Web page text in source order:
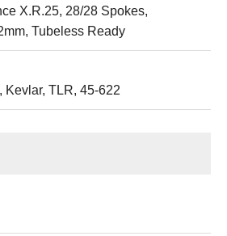
X.R.25, 28/28 Spokes,
Tubeless Ready
Kevlar, TLR, 45-622